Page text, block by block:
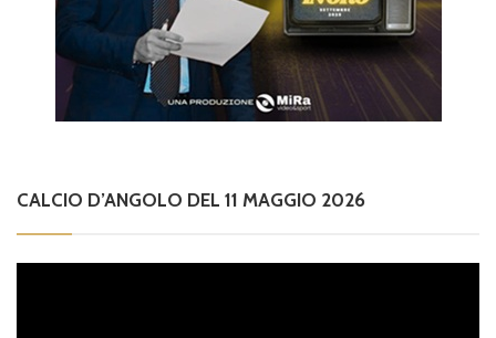
CALCIO D’ANGOLO DEL 11 MAGGIO 2026